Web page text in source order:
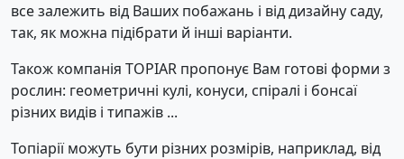
все залежить від Ваших побажань і від дизайну саду,
так, як можна підібрати й інші варіанти.
Також компанія TOPIAR пропонує Вам готові форми з
рослин: геометричні кулі, конуси, спіралі і бонсаї
різних видів і типажів ...
Топіарії можуть бути різних розмірів, наприклад, від